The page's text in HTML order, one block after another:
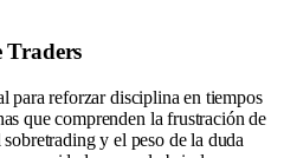
Traders
para reforzar disciplina en tiempos
que comprenden la frustración de
y el peso de la duda